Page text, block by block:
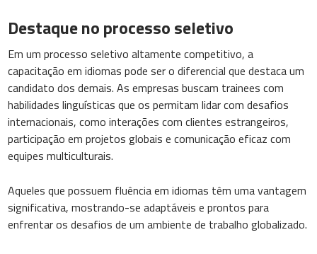
Destaque no processo seletivo
Em um processo seletivo altamente competitivo, a
capacitação em idiomas pode ser o diferencial que destaca um
candidato dos demais. As empresas buscam trainees com
habilidades linguísticas que os permitam lidar com desafios
internacionais, como interações com clientes estrangeiros,
participação em projetos globais e comunicação eficaz com
equipes multiculturais.
Aqueles que possuem fluência em idiomas têm uma vantagem
significativa, mostrando-se adaptáveis e prontos para
enfrentar os desafios de um ambiente de trabalho globalizado.